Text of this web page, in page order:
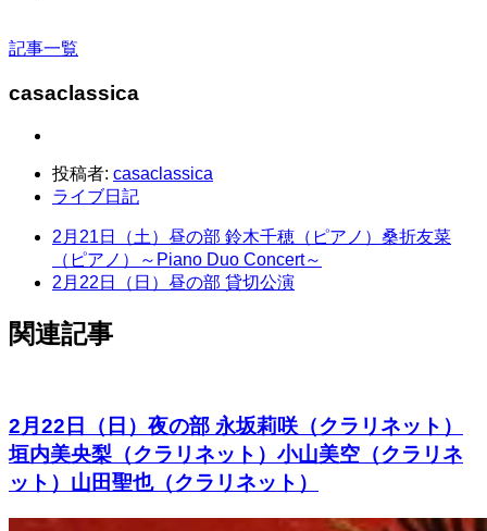
記事一覧
casaclassica
投稿者: casaclassica
ライブ日記
2月21日（土）昼の部 鈴木千穂（ピアノ）桑折友菜
（ピアノ）～Piano Duo Concert～
2月22日（日）昼の部 貸切公演
関連記事
2月22日（日）夜の部 永坂莉咲（クラリネット）
垣内美央梨（クラリネット）小山美空（クラリネ
ット）山田聖也（クラリネット）